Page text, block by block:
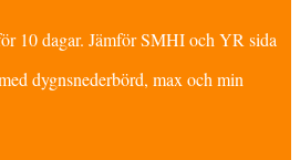
10 dagar. Jämför SMHI och YR sida
dygnsnederbörd, max och min